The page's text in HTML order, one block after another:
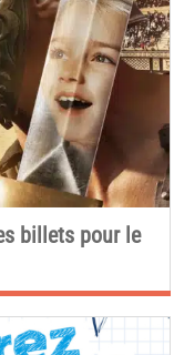
billets pour le